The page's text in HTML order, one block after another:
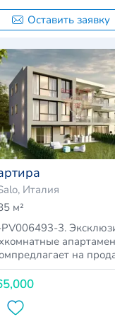
Оставить заявку
Италия
м²
3.
на